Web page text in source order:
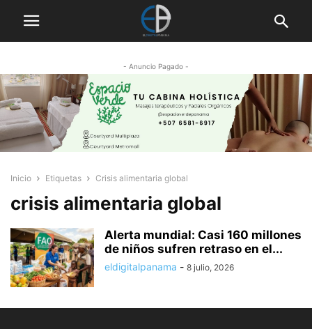
- Anuncio Pagado -
Inicio Etiquetas Crisis alimentaria global
crisis alimentaria global
Alerta mundial: Casi 160 millones
de niños sufren retraso en el...
eldigitalpanama - 8 julio, 2026